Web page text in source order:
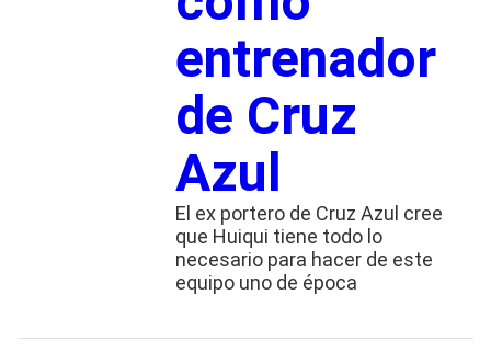
entrenador
de Cruz
Azul
El ex portero de Cruz Azul cree
que Huiqui tiene todo lo
necesario para hacer de este
equipo uno de época